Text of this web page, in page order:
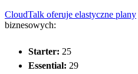
CloudTalk oferuje elastyczne plany
biznesowych:
Starter: 25
Essential: 29